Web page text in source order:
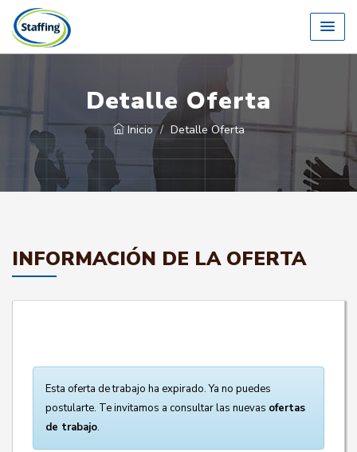
Detalle Oferta
Inicio Detalle Oferta
INFORMACIÓN DE LA OFERTA
Esta oferta de trabajo ha expirado. Ya no puedes
postularte. Te invitamos a consultar las nuevas ofertas
de trabajo.